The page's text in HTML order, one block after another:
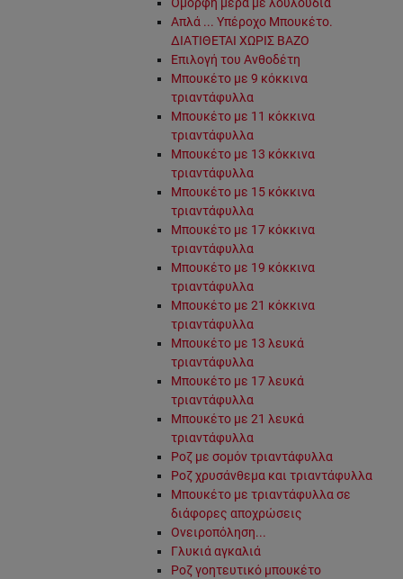
Όμορφη μέρα με λουλούδια
Απλά ... Υπέροχο Μπουκέτο.
ΔΙΑΤΙΘΕΤΑΙ ΧΩΡΙΣ ΒΑΖΟ
Επιλογή του Ανθοδέτη
Μπουκέτο με 9 κόκκινα
τριαντάφυλλα
Μπουκέτο με 11 κόκκινα
τριαντάφυλλα
Μπουκέτο με 13 κόκκινα
τριαντάφυλλα
Μπουκέτο με 15 κόκκινα
τριαντάφυλλα
Μπουκέτο με 17 κόκκινα
τριαντάφυλλα
Μπουκέτο με 19 κόκκινα
τριαντάφυλλα
Μπουκέτο με 21 κόκκινα
τριαντάφυλλα
Μπουκέτο με 13 λευκά
τριαντάφυλλα
Μπουκέτο με 17 λευκά
τριαντάφυλλα
Μπουκέτο με 21 λευκά
τριαντάφυλλα
Ροζ με σομόν τριαντάφυλλα
Ροζ χρυσάνθεμα και τριαντάφυλλα
Μπουκέτο με τριαντάφυλλα σε
διάφορες αποχρώσεις
Ονειροπόληση...
Γλυκιά αγκαλιά
Ροζ γοητευτικό μπουκέτο